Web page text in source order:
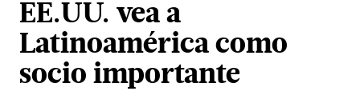
EE.UU. vea a
Latinoamérica como
socio importante